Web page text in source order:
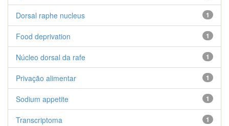
1
Dorsal raphe nucleus
1
Food deprivation
1
Núcleo dorsal da rafe
1
Privação alimentar
1
Sodium appetite
1
Transcriptoma